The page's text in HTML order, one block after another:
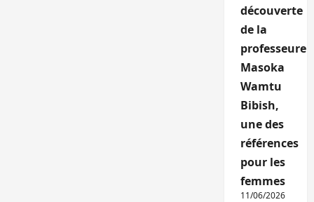
découverte
de la
professeure
Masoka
Wamtu
Bibish,
une des
références
pour les
femmes
11/06/2026